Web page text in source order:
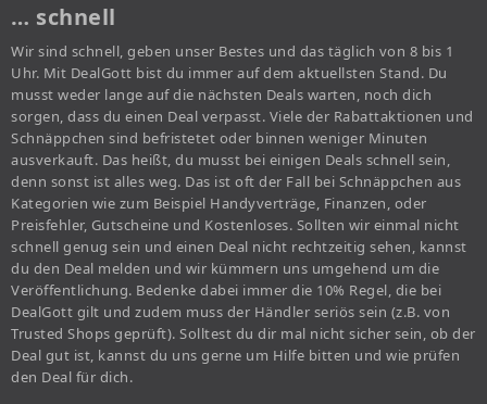
… schnell
Wir sind schnell, geben unser Bestes und das täglich von 8 bis 1
Uhr. Mit DealGott bist du immer auf dem aktuellsten Stand. Du
musst weder lange auf die nächsten Deals warten, noch dich
sorgen, dass du einen Deal verpasst. Viele der Rabattaktionen und
Schnäppchen sind befristetet oder binnen weniger Minuten
ausverkauft. Das heißt, du musst bei einigen Deals schnell sein,
denn sonst ist alles weg. Das ist oft der Fall bei Schnäppchen aus
Kategorien wie zum Beispiel Handyverträge, Finanzen, oder
Preisfehler, Gutscheine und Kostenloses. Sollten wir einmal nicht
schnell genug sein und einen Deal nicht rechtzeitig sehen, kannst
du den Deal melden und wir kümmern uns umgehend um die
Veröffentlichung. Bedenke dabei immer die 10% Regel, die bei
DealGott gilt und zudem muss der Händler seriös sein (z.B. von
Trusted Shops geprüft). Solltest du dir mal nicht sicher sein, ob der
Deal gut ist, kannst du uns gerne um Hilfe bitten und wie prüfen
den Deal für dich.